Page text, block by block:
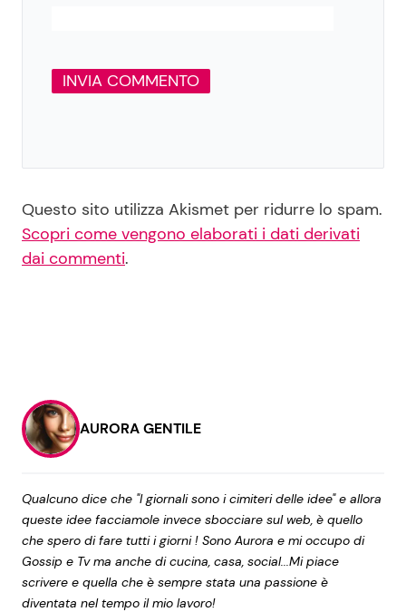
Questo sito utilizza Akismet per ridurre lo spam.
Scopri come vengono elaborati i dati derivati
dai commenti.
AURORA GENTILE
Qualcuno dice che "I giornali sono i cimiteri delle idee" e allora
queste idee facciamole invece sbocciare sul web, è quello
che spero di fare tutti i giorni ! Sono Aurora e mi occupo di
Gossip e Tv ma anche di cucina, casa, social...Mi piace
scrivere e quella che è sempre stata una passione è
diventata nel tempo il mio lavoro!